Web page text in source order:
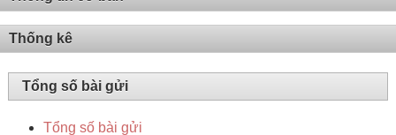
Thống kê
Tổng số bài gửi
Tổng số bài gửi